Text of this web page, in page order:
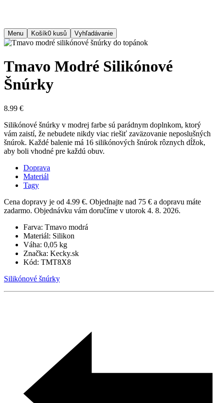
Menu Košík0 kusů Vyhľadávanie
Tmavo Modré Silikónové
Šnúrky
8.99 €
Silikónové šnúrky v modrej farbe sú parádnym doplnkom, ktorý
vám zaistí, že nebudete nikdy viac riešiť zaväzovanie neposlušných
šnúrok. Každé balenie má 16 silikónových šnúrok rôznych dĺžok,
aby boli vhodné pre každú obuv.
Doprava
Materiál
Tagy
Cena dopravy je od 4.99 €. Objednajte nad 75 € a dopravu máte
zadarmo. Objednávku vám doručíme v utorok 4. 8. 2026.
Farva: Tmavo modrá
Materiál: Silikon
Váha: 0,05 kg
Značka: Kecky.sk
Kód: TMT8X8
Silikónové šnúrky